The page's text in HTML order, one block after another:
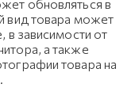
обновляться в
вид товара может
в зависимости от
а также
товара на